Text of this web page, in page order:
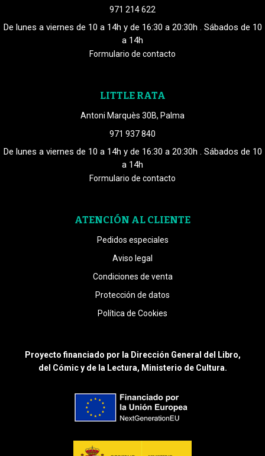
971 214 622
De lunes a viernes de 10 a 14h y de 16:30 a 20:30h . Sábados de 10
a 14h
Formulario de contacto
LITTLE RATA
Antoni Marquès 30B, Palma
971 937 840
De lunes a viernes de 10 a 14h y de 16:30 a 20:30h . Sábados de 10
a 14h
Formulario de contacto
ATENCIÓN AL CLIENTE
Pedidos especiales
Aviso legal
Condiciones de venta
Protección de datos
Política de Cookies
Proyecto financiado por la Dirección General del Libro,
del Cómic y de la Lectura, Ministerio de Cultura.